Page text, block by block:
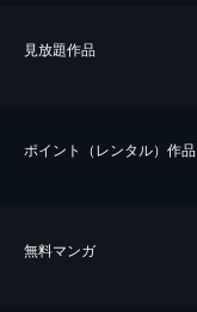
⾒放題作品
ポイント（レンタル）作品
無料マンガ